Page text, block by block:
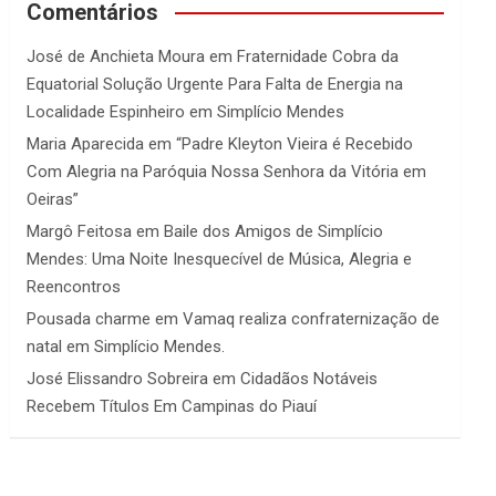
Comentários
José de Anchieta Moura emFraternidade Cobra da
Equatorial Solução Urgente Para Falta de Energia na
Localidade Espinheiro em Simplício Mendes
Maria Aparecida em“Padre Kleyton Vieira é Recebido
Com Alegria na Paróquia Nossa Senhora da Vitória em
Oeiras”
Margô Feitosa emBaile dos Amigos de Simplício
Mendes: Uma Noite Inesquecível de Música, Alegria e
Reencontros
Pousada charme emVamaq realiza confraternização de
natal em Simplício Mendes.
José Elissandro Sobreira emCidadãos Notáveis
Recebem Títulos Em Campinas do Piauí